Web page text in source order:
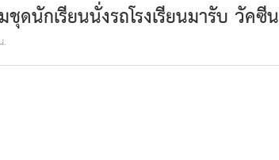
นักเรียนนั่งรถโรงเรียนมารับ วัคซีน
.